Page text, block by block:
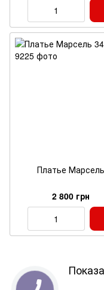
Платье Марсель
2 800 грн